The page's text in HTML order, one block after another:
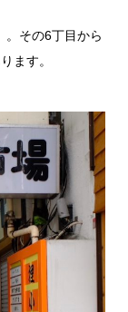
。その6丁目から
ます。